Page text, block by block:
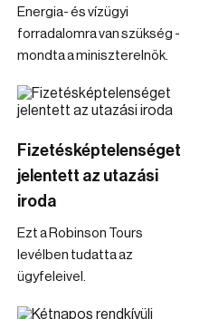
Energia- és vízügyi
forradalomra van szükség -
mondta a miniszterelnök.
Fizetésképtelenséget
jelentett az utazási
iroda
Ezt a Robinson Tours
levélben tudatta az
ügyfeleivel.